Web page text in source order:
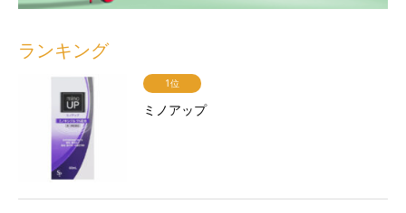
ランキング
1位
ミノアップ